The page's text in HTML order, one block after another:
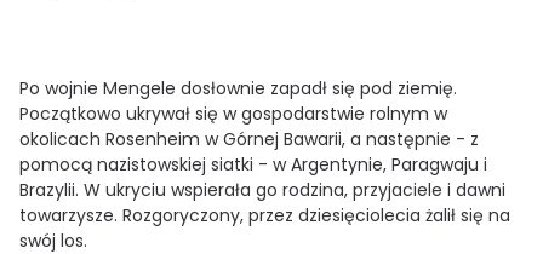
Po wojnie Mengele dosłownie zapadł się pod ziemię.
Początkowo ukrywał się w gospodarstwie rolnym w
okolicach Rosenheim w Górnej Bawarii, a następnie - z
pomocą nazistowskiej siatki - w Argentynie, Paragwaju i
Brazylii. W ukryciu wspierała go rodzina, przyjaciele i dawni
towarzysze. Rozgoryczony, przez dziesięciolecia żalił się na
swój los.